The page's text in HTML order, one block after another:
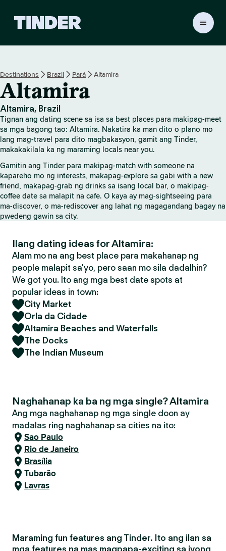
r
H
o
e
Destinations Brazil Pará Altamira
Altamira
Altamira, Brazil
Tignan ang dating scene sa isa sa best places para makipag-meet
sa mga bagong tao: Altamira. Nakatira ka man dito o plano mo
lang mag-travel para dito magbakasyon, gamit ang Tinder,
makakakilala ka ng maraming locals near you.
Gamitin ang Tinder para makipag-match with someone na
kapareho mo ng interests, makapag-explore sa gabi with a new
friend, makapag-grab ng drinks sa isang local bar, o makipag-
coffee date sa malapit na cafe. O kaya ay mag-sightseeing para
ma-discover, o ma-rediscover ang lahat ng magagandang bagay na
pwedeng gawin sa city.
Ilang dating ideas for Altamira:
Alam mo na ang best place para makahanap ng
people malapit sa'yo, pero saan mo sila dadalhin?
We got you. Ito ang mga best date spots at
popular ideas in town:
City Market
Orla da Cidade
Altamira Beaches and Waterfalls
The Docks
The Indian Museum
Naghahanap ka ba ng mga single? Altamira
Ang mga naghahanap ng mga single doon ay
madalas ring naghahanap sa cities na ito:
Sao Paulo
Rio de Janeiro
Brasília
Tubarão
Lavras
Maraming fun features ang Tinder. Ito ang ilan sa
mga features na mas magpapa-exciting sa iyong